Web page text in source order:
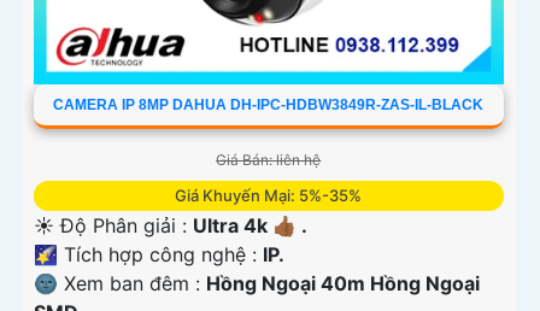
CAMERA IP 8MP DAHUA DH-IPC-HDBW3849R-ZAS-IL-BLACK
Giá Bán: liên hệ
Giá Khuyến Mại: 5%-35%
☀️ Độ Phân giải : Ultra 4k 👍🏾 .
🌠 Tích hợp công nghệ : IP.
🌚 Xem ban đêm : Hồng Ngoại 40m Hồng Ngoại